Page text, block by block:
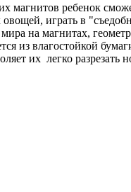
ребенок
играть в
мира на магнитах,
из влагостойкой
их легко разрезать